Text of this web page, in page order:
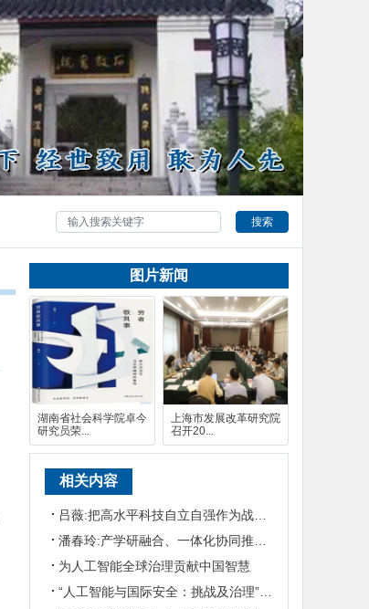
搜索
图片新闻
湖南省社会科学院卓今
研究员荣...
上海市发展改革研究院
召开20...
相关内容
吕薇:把高水平科技自立自强作为战略支撑
为人工智能全球治理贡献中国智慧
“人工智能与国际安全：挑战及治理”国际学术研讨会在京召开